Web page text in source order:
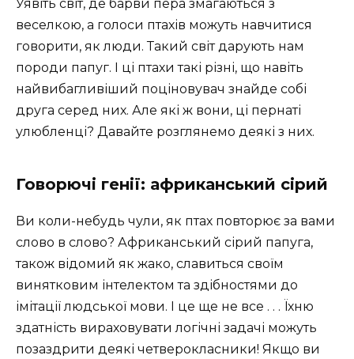
Уявіть світ, де барви пера змагаються з
веселкою, а голоси птахів можуть навчитися
говорити, як люди. Такий світ дарують нам
породи папуг. І ці птахи такі різні, що навіть
найвибагливіший поціновувач знайде собі
друга серед них. Але які ж вони, ці пернаті
улюбленці? Давайте розглянемо деякі з них.
Говорючі генії: африканський сірий
Ви коли-небудь чули, як птах повторює за вами
слово в слово? Африканський сірий папуга,
також відомий як жако, славиться своїм
винятковим інтелектом та здібностями до
імітації людської мови. І це ще не все . . . Їхню
здатність вираховувати логічні задачі можуть
позаздрити деякі четверокласники! Якщо ви